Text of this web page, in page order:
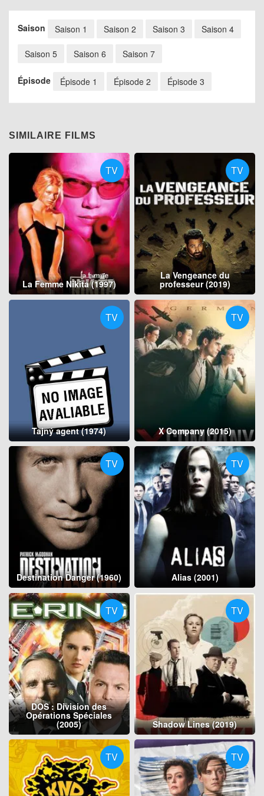
Saison Saison 1 Saison 2 Saison 3 Saison 4
Saison 5 Saison 6 Saison 7
Épisode Épisode 1 Épisode 2 Épisode 3
SIMILAIRE FILMS
TV
La Femme Nikita (1997)
TV
La Vengeance du
professeur (2019)
TV
Tajný agent (1974)
TV
X Company (2015)
TV
Destination Danger (1960)
TV
Alias (2001)
TV
DOS : Division des
Opérations Spéciales
(2005)
TV
Shadow Lines (2019)
TV TV